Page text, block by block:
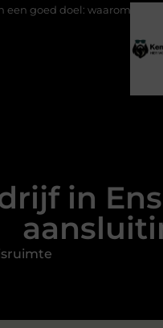
geven belangrijk is en
in